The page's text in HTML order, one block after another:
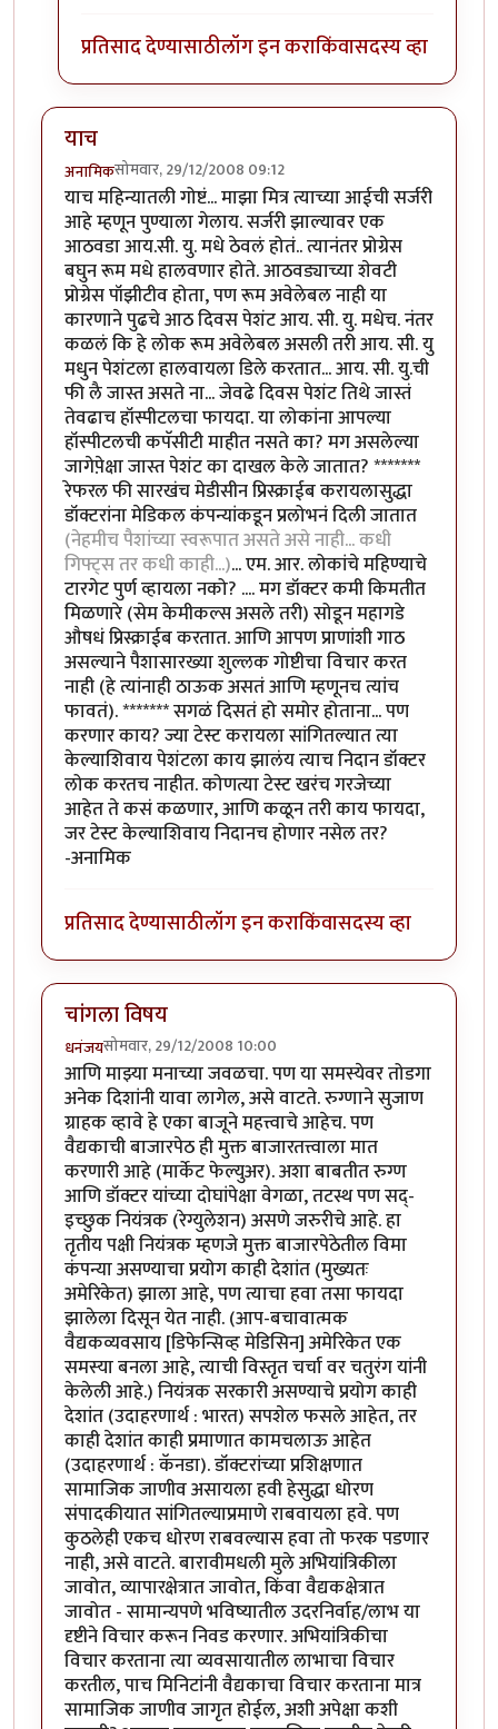
प्रतिसाद देण्यासाठीलॉग इन कराकिंवासदस्य व्हा
याच
अनामिकसोमवार, 29/12/2008 09:12
याच महिन्यातली गोष्टं... माझा मित्र त्याच्या आईची सर्जरी
आहे म्हणून पुण्याला गेलाय. सर्जरी झाल्यावर एक
आठवडा आय.सी. यु. मधे ठेवलं होतं.. त्यानंतर प्रोग्रेस
बघुन रूम मधे हालवणार होते. आठवड्याच्या शेवटी
प्रोग्रेस पॉझीटीव होता, पण रूम अवेलेबल नाही या
कारणाने पुढचे आठ दिवस पेशंट आय. सी. यु. मधेच. नंतर
कळलं कि हे लोक रूम अवेलेबल असली तरी आय. सी. यु
मधुन पेशंटला हालवायला डिले करतात... आय. सी. यु.ची
फी लै जास्त असते ना... जेवढे दिवस पेशंट तिथे जास्तं
तेवढाच हॉस्पीटलचा फायदा. या लोकांना आपल्या
हॉस्पीटलची कपॅसीटी माहीत नसते का? मग असलेल्या
जागेपे़क्षा जास्त पेशंट का दाखल केले जातात? *******
रेफरल फी सारखंच मेडीसीन प्रिस्क्राईब करायलासुद्धा
डॉक्टरांना मेडिकल कंपन्यांकडून प्रलोभनं दिली जातात
(नेहमीच पैशांच्या स्वरूपात असते असे नाही... कधी
गिफ्ट्स तर कधी काही...)... एम. आर. लोकांचे महिण्याचे
टारगेट पुर्ण व्हायला नको? .... मग डॉक्टर कमी किमतीत
मिळणारे (सेम केमीकल्स असले तरी) सोडून महागडे
औषधं प्रिस्क्राईब करतात. आणि आपण प्राणांशी गाठ
असल्याने पैशासारख्या शुल्लक गोष्टीचा विचार करत
नाही (हे त्यांनाही ठाऊक असतं आणि म्हणूनच त्यांच
फावतं). ******* सगळं दिसतं हो समोर होताना... पण
करणार काय? ज्या टेस्ट करायला सांगितल्यात त्या
केल्याशिवाय पेशंटला काय झालंय त्याच निदान डॉक्टर
लोक करतच नाहीत. कोणत्या टेस्ट खरंच गरजेच्या
आहेत ते कसं कळणार, आणि कळून तरी काय फायदा,
जर टेस्ट केल्याशिवाय निदानच होणार नसेल तर?
-अनामिक
प्रतिसाद देण्यासाठीलॉग इन कराकिंवासदस्य व्हा
चांगला विषय
धनंजयसोमवार, 29/12/2008 10:00
आणि माझ्या मनाच्या जवळचा. पण या समस्येवर तोडगा
अनेक दिशांनी यावा लागेल, असे वाटते. रुग्णाने सुजाण
ग्राहक व्हावे हे एका बाजूने महत्त्वाचे आहेच. पण
वैद्यकाची बाजारपेठ ही मुक्त बाजारतत्त्वाला मात
करणारी आहे (मार्केट फेल्युअर). अशा बाबतीत रुग्ण
आणि डॉक्टर यांच्या दोघांपेक्षा वेगळा, तटस्थ पण सद्-
इच्छुक नियंत्रक (रेग्युलेशन) असणे जरुरीचे आहे. हा
तृतीय पक्षी नियंत्रक म्हणजे मुक्त बाजारपेठेतील विमा
कंपन्या असण्याचा प्रयोग काही देशांत (मुख्यतः
अमेरिकेत) झाला आहे, पण त्याचा हवा तसा फायदा
झालेला दिसून येत नाही. (आप-बचावात्मक
वैद्यकव्यवसाय [डिफेन्सिव्ह मेडिसिन] अमेरिकेत एक
समस्या बनला आहे, त्याची विस्तृत चर्चा वर चतुरंग यांनी
केलेली आहे.) नियंत्रक सरकारी असण्याचे प्रयोग काही
देशांत (उदाहरणार्थ : भारत) सपशेल फसले आहेत, तर
काही देशांत काही प्रमाणात कामचलाऊ आहेत
(उदाहरणार्थ : कॅनडा). डॉक्टरांच्या प्रशिक्षणात
सामाजिक जाणीव असायला हवी हेसुद्धा धोरण
संपादकीयात सांगितल्याप्रमाणे राबवायला हवे. पण
कुठलेही एकच धोरण राबवल्यास हवा तो फरक पडणार
नाही, असे वाटते. बारावीमधली मुले अभियांत्रिकीला
जावोत, व्यापारक्षेत्रात जावोत, किंवा वैद्यकक्षेत्रात
जावोत - सामान्यपणे भविष्यातील उदरनिर्वाह/लाभ या
दृष्टीने विचार करून निवड करणार. अभियांत्रिकीचा
विचार करताना त्या व्यवसायातील लाभाचा विचार
करतील, पाच मिनिटांनी वैद्यकाचा विचार करताना मात्र
सामाजिक जाणीव जागृत होईल, अशी अपेक्षा कशी